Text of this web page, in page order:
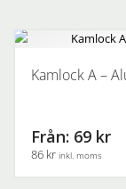
Kamlock A –
Från: 69 kr
86 kr inkl. moms